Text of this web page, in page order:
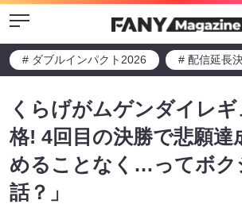
Menu
# ダブルインパクト2026 # 配信延長
くらげがムゲンダイレ
格! 4回目の決勝で悲願達
めることなく…ってボク
話？」